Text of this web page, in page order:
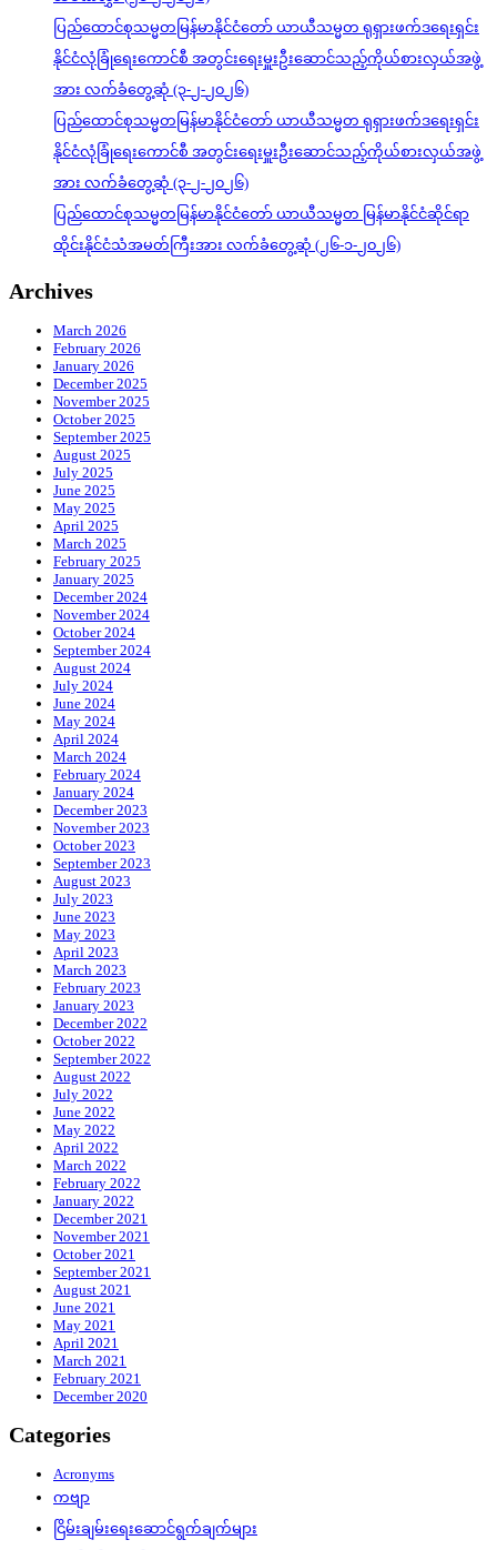
ပြည်ထောင်စုသမ္မတမြန်မာနိုင်ငံတော် ယာယီသမ္မတ ရုရှားဖက်ဒရေးရှင်း
နိုင်ငံလုံခြုံရေးကောင်စီ အတွင်းရေးမှူးဦးဆောင်သည့်ကိုယ်စားလှယ်အဖွဲ့
အား လက်ခံတွေ့ဆုံ (၃-၂-၂၀၂၆)
ပြည်ထောင်စုသမ္မတမြန်မာနိုင်ငံတော် ယာယီသမ္မတ ရုရှားဖက်ဒရေးရှင်း
နိုင်ငံလုံခြုံရေးကောင်စီ အတွင်းရေးမှူးဦးဆောင်သည့်ကိုယ်စားလှယ်အဖွဲ့
အား လက်ခံတွေ့ဆုံ (၃-၂-၂၀၂၆)
ပြည်ထောင်စုသမ္မတမြန်မာနိုင်ငံတော် ယာယီသမ္မတ မြန်မာနိုင်ငံဆိုင်ရာ
ထိုင်းနိုင်ငံသံအမတ်ကြီးအား လက်ခံတွေ့ဆုံ (၂၆-၁-၂၀၂၆)
Archives
March 2026
February 2026
January 2026
December 2025
November 2025
October 2025
September 2025
August 2025
July 2025
June 2025
May 2025
April 2025
March 2025
February 2025
January 2025
December 2024
November 2024
October 2024
September 2024
August 2024
July 2024
June 2024
May 2024
April 2024
March 2024
February 2024
January 2024
December 2023
November 2023
October 2023
September 2023
August 2023
July 2023
June 2023
May 2023
April 2023
March 2023
February 2023
January 2023
December 2022
October 2022
September 2022
August 2022
July 2022
June 2022
May 2022
April 2022
March 2022
February 2022
January 2022
December 2021
November 2021
October 2021
September 2021
August 2021
June 2021
May 2021
April 2021
March 2021
February 2021
December 2020
Categories
Acronyms
ကဗျာ
ငြိမ်းချမ်းရေးဆောင်ရွက်ချက်များ